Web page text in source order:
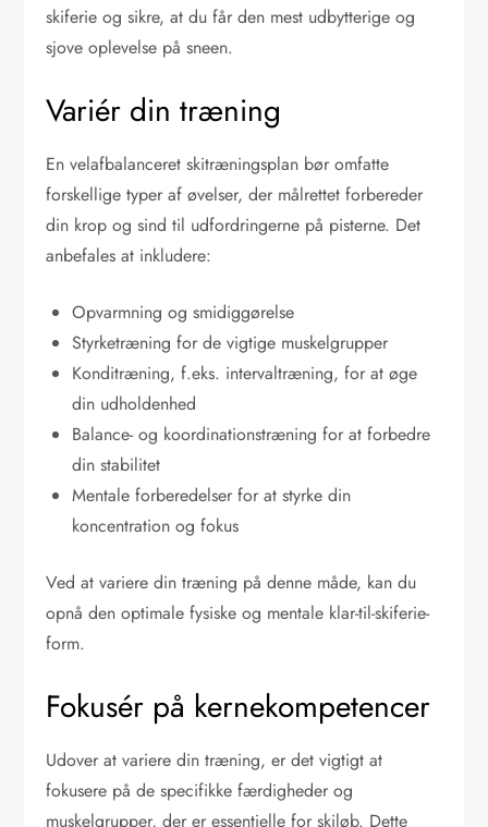
skiferie og sikre, at du får den mest udbytterige og
sjove oplevelse på sneen.
Variér din træning
En velafbalanceret skitræningsplan bør omfatte
forskellige typer af øvelser, der målrettet forbereder
din krop og sind til udfordringerne på pisterne. Det
anbefales at inkludere:
Opvarmning og smidiggørelse
Styrketræning for de vigtige muskelgrupper
Konditræning, f.eks. intervaltræning, for at øge
din udholdenhed
Balance- og koordinationstræning for at forbedre
din stabilitet
Mentale forberedelser for at styrke din
koncentration og fokus
Ved at variere din træning på denne måde, kan du
opnå den optimale fysiske og mentale klar-til-skiferie-
form.
Fokusér på kernekompetencer
Udover at variere din træning, er det vigtigt at
fokusere på de specifikke færdigheder og
muskelgrupper, der er essentielle for skiløb. Dette